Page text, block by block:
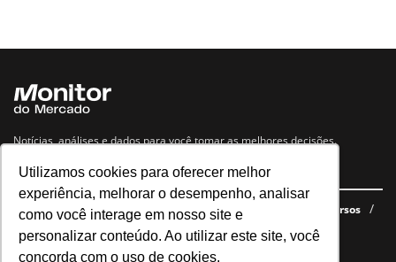
Utilizamos cookies para oferecer melhor
experiência, melhorar o desempenho, analisar
como você interage em nosso site e
personalizar conteúdo. Ao utilizar este site, você
concorda com o uso de cookies.
Notícias, análises e dados para você tomar as melhores decisões.
Navegue no site
Últimas notícias Quem somos E-books gratuitos
Cursos
Política de privacidade